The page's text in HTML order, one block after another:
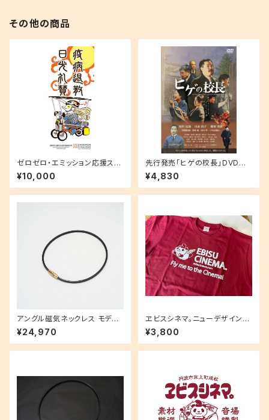
その他の商品
ゼロゼロ・エミッション応援ステ
ッカー（大）29cm×13cm 企業
向け
¥10,000
先行発売「ヒゲの校長」DVD特
典ミニパンフ付き
¥4,830
アングル磁気ネックレス モデル
02ゴールドモデル
¥24,970
ヱビスシネマ。ニューデザインT
シャツ！
¥3,800